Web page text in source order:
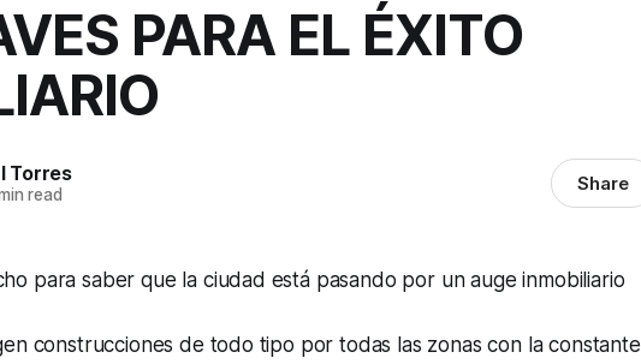
PARA EL ÉXITO
Torres
read Share
para saber que la ciudad está pasando por un auge inmobiliario
construcciones de todo tipo por todas las zonas con la constante